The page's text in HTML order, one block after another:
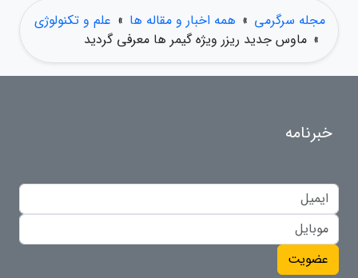
مجله سرگرمی » همه اخبار و مقاله ها » علم و تکنولوژی
» ماوس جدید ریزر ویژه گیمر ها معرفی گردید
خبرنامه
عضویت